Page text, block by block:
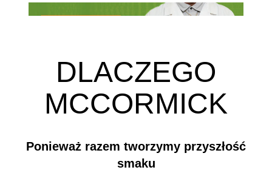
DLACZEGO
MCCORMICK
Ponieważ razem tworzymy przyszłość
smaku